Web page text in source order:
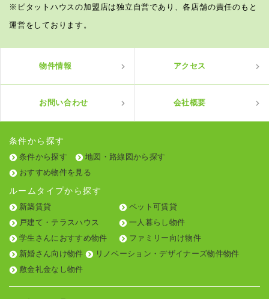
※ピタットハウスの加盟店は独立自営であり、各店舗の責任のもと
運営をしております。
物件情報 アクセス
お問い合わせ 会社概要
条件から探す
条件から探す
地図・路線図から探す
おすすめ物件を見る
ルームタイプから探す
新築賃貸
ペット可賃貸
戸建て・テラスハウス
一人暮らし物件
学生さんにおすすめ物件
ファミリー向け物件
新婚さん向け物件
リノベーション・デザイナーズ物件物件
敷金礼金なし物件